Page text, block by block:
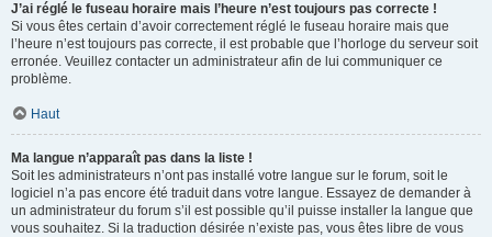
J’ai réglé le fuseau horaire mais l’heure n’est toujours pas correcte !
Si vous êtes certain d’avoir correctement réglé le fuseau horaire mais que
l’heure n’est toujours pas correcte, il est probable que l’horloge du serveur soit
erronée. Veuillez contacter un administrateur afin de lui communiquer ce
problème.
Haut
Ma langue n’apparaît pas dans la liste !
Soit les administrateurs n’ont pas installé votre langue sur le forum, soit le
logiciel n’a pas encore été traduit dans votre langue. Essayez de demander à
un administrateur du forum s’il est possible qu’il puisse installer la langue que
vous souhaitez. Si la traduction désirée n’existe pas, vous êtes libre de vous